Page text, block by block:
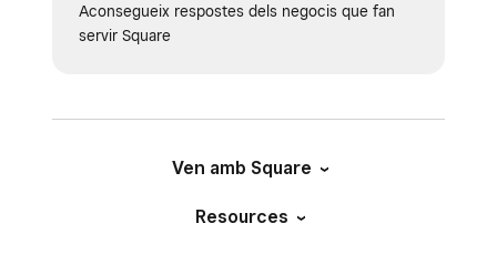
Aconsegueix respostes dels negocis que fan
servir Square
Ven amb Square
Resources